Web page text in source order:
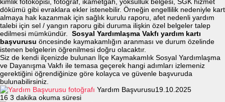
dökümü gibi evraklara ekler istenebilir. Örneğin engellilik nedeniyle kart
almaya hak kazanmak için sağlık kurulu raporu, afet nedenli yardım
talebi için sel / yangın raporu gibi duruma ilişkin özel belgeler talep
edilmesi mümkündür. Sosyal Yardımlaşma Vakfı yardım kartı
başvurusu öncesinde kaymakamlığın aranması ve durum özelinde
istenen belgelerin öğrenilmesi doğru olacaktır.
Siz de kendi ilçenizde bulunan İlçe Kaymakamlık Sosyal Yardımlaşma
ve Dayanışma Vakfı ile temasa geçerek hangi adımları izlemeniz
gerektiğini öğrendiğinize göre kolayca ve güvenle başvuruda
bulunabilirsiniz.
Yardım Başvurusu19.10.2025
16 3 dakika okuma süresi